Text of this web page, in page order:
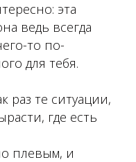
эта
ведь всегда
то по-
для тебя.
раз те ситуации,
где есть
плевым, и